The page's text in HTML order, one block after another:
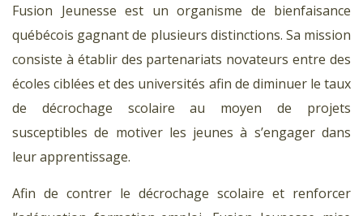
Fusion Jeunesse est un organisme de bienfaisance
québécois gagnant de plusieurs distinctions. Sa mission
consiste à établir des partenariats novateurs entre des
écoles ciblées et des universités afin de diminuer le taux
de décrochage scolaire au moyen de projets
susceptibles de motiver les jeunes à s’engager dans
leur apprentissage.
Afin de contrer le décrochage scolaire et renforcer